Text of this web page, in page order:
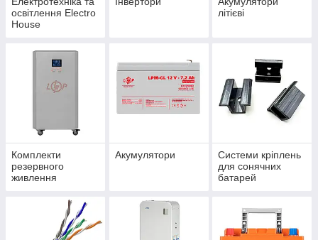
освітлення Electro
House
літієві
Комплекти
резервного
живлення
Акумулятори
Системи кріплень
для сонячних
батарей